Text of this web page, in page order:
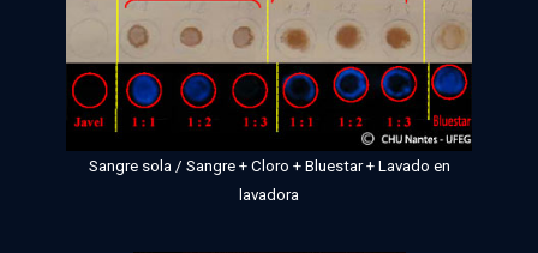
Sangre sola / Sangre + Cloro + Bluestar + Lavado en
lavadora